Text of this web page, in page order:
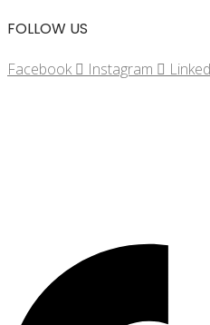
FOLLOW US
Facebook Instagram